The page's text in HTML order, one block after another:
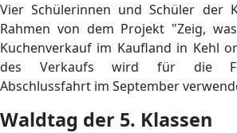
Vier Schülerinnen und Schüler der
Rahmen von dem Projekt "Zeig,
Kuchenverkauf im Kaufland in Kehl
des Verkaufs wird für die
Abschlussfahrt im September
Waldtag der 5. Klassen